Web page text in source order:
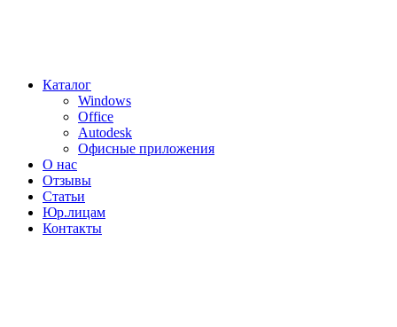
Каталог
Windows
Office
Autodesk
Офисные приложения
О нас
Отзывы
Статьи
Юр.лицам
Контакты